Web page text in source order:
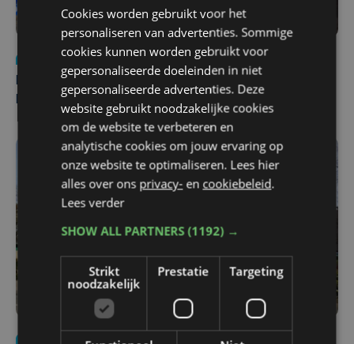
Nieuws
di 4 augustus | 09:32
Man en vrouw dood aangetroffen in woning in Sint-
Pieters Brugge
wo 5 augustus | 11:57
Cookies worden gebruikt voor het
personaliseren van advertenties. Sommige
cookies kunnen worden gebruikt voor
gepersonaliseerde doeleinden in niet
gepersonaliseerde advertenties. Deze
website gebruikt noodzakelijke cookies
om de website te verbeteren en
analytische cookies om jouw ervaring op
onze website te optimaliseren. Lees hier
alles over ons privacy- en cookiebeleid.
Lees verder
SHOW ALL PARTNERS(1192) →
Strikt
noodzakelijk
Prestatie Targeting